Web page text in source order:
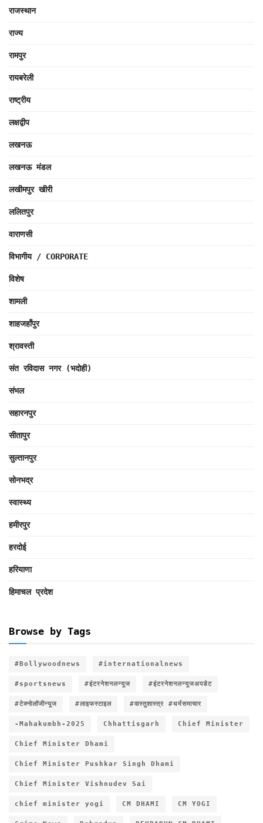
राजस्थान
राज्य
रामपुर
रायबरेली
राष्ट्रीय
लक्षद्वीप
लखनऊ
लखनऊ मंडल
लखीमपुर खीरी
ललितपुर
वाराणसी
विभागीय / CORPORATE
विशेष
शामली
शाहजहाँपुर
श्रावस्ती
संत रविदास नगर (भदोही)
संभल
सहारनपुर
सीतापुर
सुल्तानपुर
सोनभद्र
स्वास्थ्य
हमीरपुर
हरदोई
हरियाणा
हिमाचल प्रदेश
Browse by Tags
#Bollywoodnews #internationalnews
#sportsnews #इंटरनेशनलन्यूज #इंटरनेशनलन्यूजअपडेट
#टेक्नोलॉजीन्यूज #लाइफस्टाइल #वास्तुशास्त्र #धर्मसमाचार
-Mahakumbh-2025 Chhattisgarh Chief Minister
Chief Minister Dhami
Chief Minister Pushkar Singh Dhami
Chief Minister Vishnudev Sai
chief minister yogi CM DHAMI CM YOGI